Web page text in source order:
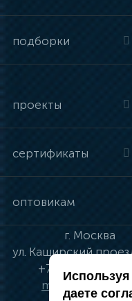
подборки
проекты
сертификаты
оптовикам
г. Москва
ул. Каширский
+7 (495) 134-41-
даете